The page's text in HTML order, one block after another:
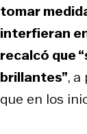
tomar
interfieran
recalcó que
brillantes”,
que en los